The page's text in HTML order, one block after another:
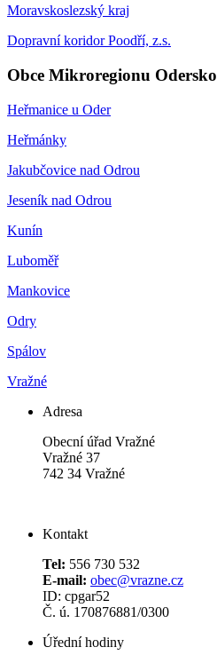
Moravskoslezský kraj
Dopravní koridor Poodří, z.s.
Obce Mikroregionu Odersko
Heřmanice u Oder
Heřmánky
Jakubčovice nad Odrou
Jeseník nad Odrou
Kunín
Luboměř
Mankovice
Odry
Spálov
Vražné
Adresa
Obecní úřad Vražné
Vražné 37
742 34 Vražné
Kontakt
Tel: 556 730 532
E-mail: obec@vrazne.cz
ID: cpgar52
Č. ú. 170876881/0300
Úřední hodiny